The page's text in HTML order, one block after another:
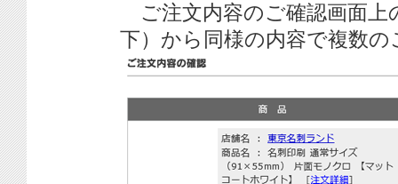
ご注文内容のご確認画面上
下）から同様の内容で複数